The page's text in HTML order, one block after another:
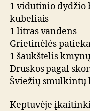
1 vidutinio dydžio
kubeliais
1 litras vandens
Grietinėlės
1 šaukštelis
Druskos pagal
Šviežių smulkintų
Keptuvėje